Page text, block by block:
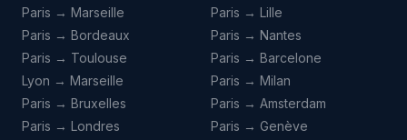
Paris → Marseille
Paris → Bordeaux
Paris → Toulouse
Lyon → Marseille
Paris → Bruxelles
Paris → Londres
Paris → Lille
Paris → Nantes
Paris → Barcelone
Paris → Milan
Paris → Amsterdam
Paris → Genève